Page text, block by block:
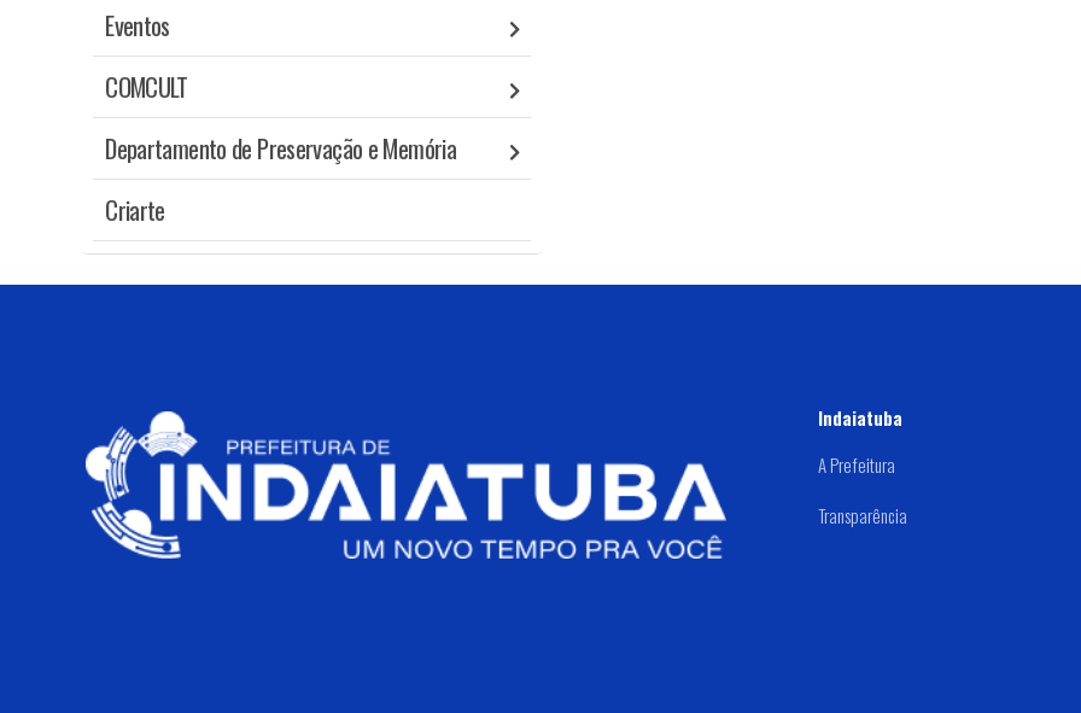
Eventos
COMCULT
Departamento de Preservação e Memória
Criarte
Indaiatuba
A Prefeitura
Transparência